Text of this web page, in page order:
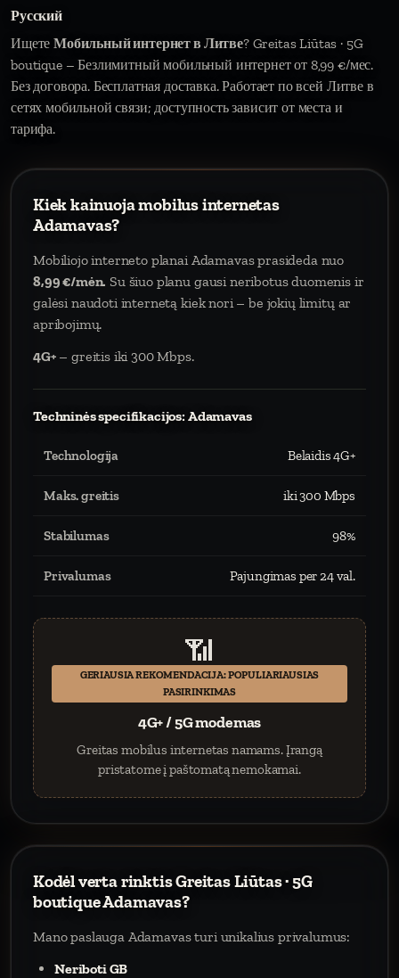
Русский
ИщетеМобильный интернет в Литве? Greitas Liūtas · 5G
boutique – Безлимитный мобильный интернет от 8,99 €/мес.
Без договора. Бесплатная доставка. Работает по всей Литве в
сетях мобильной связи; доступность зависит от места и
тарифа.
Kiek kainuoja mobilus internetas
Adamavas?
Mobiliojo interneto planai Adamavas prasideda nuo
8,99 €/mėn. Su šiuo planu gausi neribotus duomenis ir
galėsi naudoti internetą kiek nori – be jokių limitų ar
apribojimų.
4G+– greitis iki 300 Mbps.
Techninės specifikacijos: Adamavas
Technologija Belaidis 4G+
Maks. greitis iki 300 Mbps
Stabilumas 98%
Privalumas Pajungimas per 24 val.
📶
GERIAUSIA REKOMENDACIJA: POPULIARIAUSIAS
PASIRINKIMAS
4G+ / 5G modemas
Greitas mobilus internetas namams. Įrangą
pristatome į paštomatą nemokamai.
Kodėl verta rinktis Greitas Liūtas · 5G
boutique Adamavas?
Mano paslauga Adamavas turi unikalius privalumus:
Neriboti GB